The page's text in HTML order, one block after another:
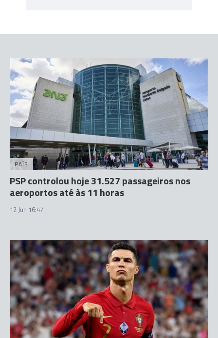
PAÍS
PSP controlou hoje 31.527 passageiros nos
aeroportos até às 11 horas
12 Jun 16:47